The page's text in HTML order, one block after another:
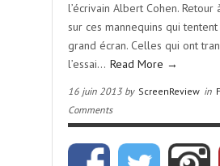
l’écrivain Albert Cohen. Retour
sur ces mannequins qui
grand écran. Celles qui ont
l’essai… Read More →
16 juin 2013 by ScreenReview in
Comments